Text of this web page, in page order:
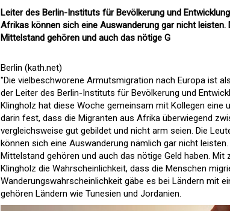
Leiter des Berlin-Instituts für Bevölkerung und
Afrikas können sich eine Auswanderung gar nicht
Mittelstand gehören und auch das nötige G
Berlin (kath.net)
"Die vielbeschworene Armutsmigration nach Europa ist
der Leiter des Berlin-Instituts für Bevölkerung und
Klingholz hat diese Woche gemeinsam mit Kollegen
darin fest, dass die Migranten aus Afrika überwiegend
vergleichsweise gut gebildet und nicht arm seien. Die
können sich eine Auswanderung nämlich gar nicht
Mittelstand gehören und auch das nötige Geld haben.
Klingholz die Wahrscheinlichkeit, dass die Menschen
Wanderungswahrscheinlichkeit gäbe es bei Ländern mit
gehören Ländern wie Tunesien und Jordanien.